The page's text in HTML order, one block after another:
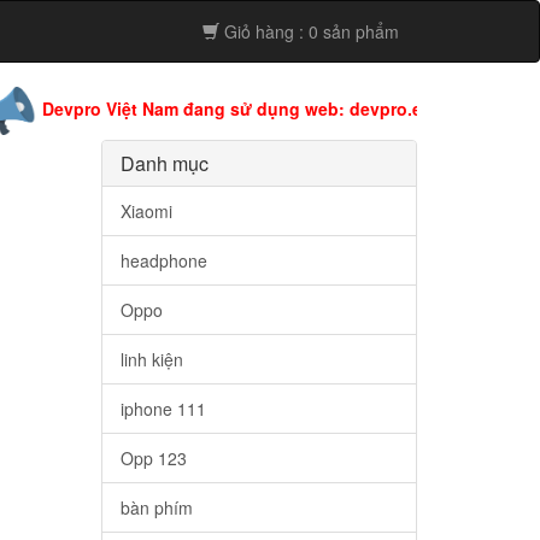
Giỏ hàng : 0 sản phẩm
Việt Nam đang sử dụng web: devpro.edu.vn còn web này
Danh mục
Xiaomi
headphone
Oppo
linh kiện
iphone 111
Opp 123
bàn phím